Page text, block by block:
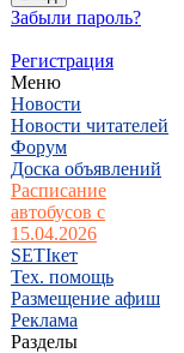
Забыли пароль?
Регистрация
Меню
Новости
Новости читателей
Форум
Доска объявлений
Расписание
автобусов с
15.04.2026
SETIкет
Тех. помощь
Размещение афиш
Реклама
Разделы